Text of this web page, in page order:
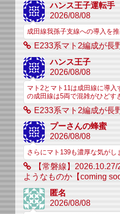
ハンス王子運転手
2026/08/08
成田線我孫子支線への導入を推
E233系マト2編成が長
ハンス王子
2026/08/08
マト2とマト11は成田線に導
の成田線は5両で混雑がひどす
E233系マト2編成が長
プーさんの蜂蜜
2026/08/08
さらにマト139も濃厚な気がし
【常磐線】
ようなものか【coming
匿名
2026/08/08